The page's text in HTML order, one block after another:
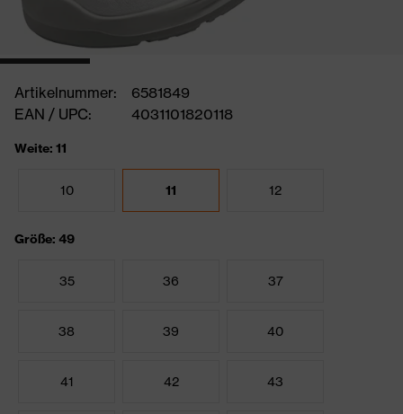
Artikelnummer:
6581849
EAN / UPC:
4031101820118
Weite: 11
10 11 12
Größe: 49
35 36 37
38 39 40
41 42 43